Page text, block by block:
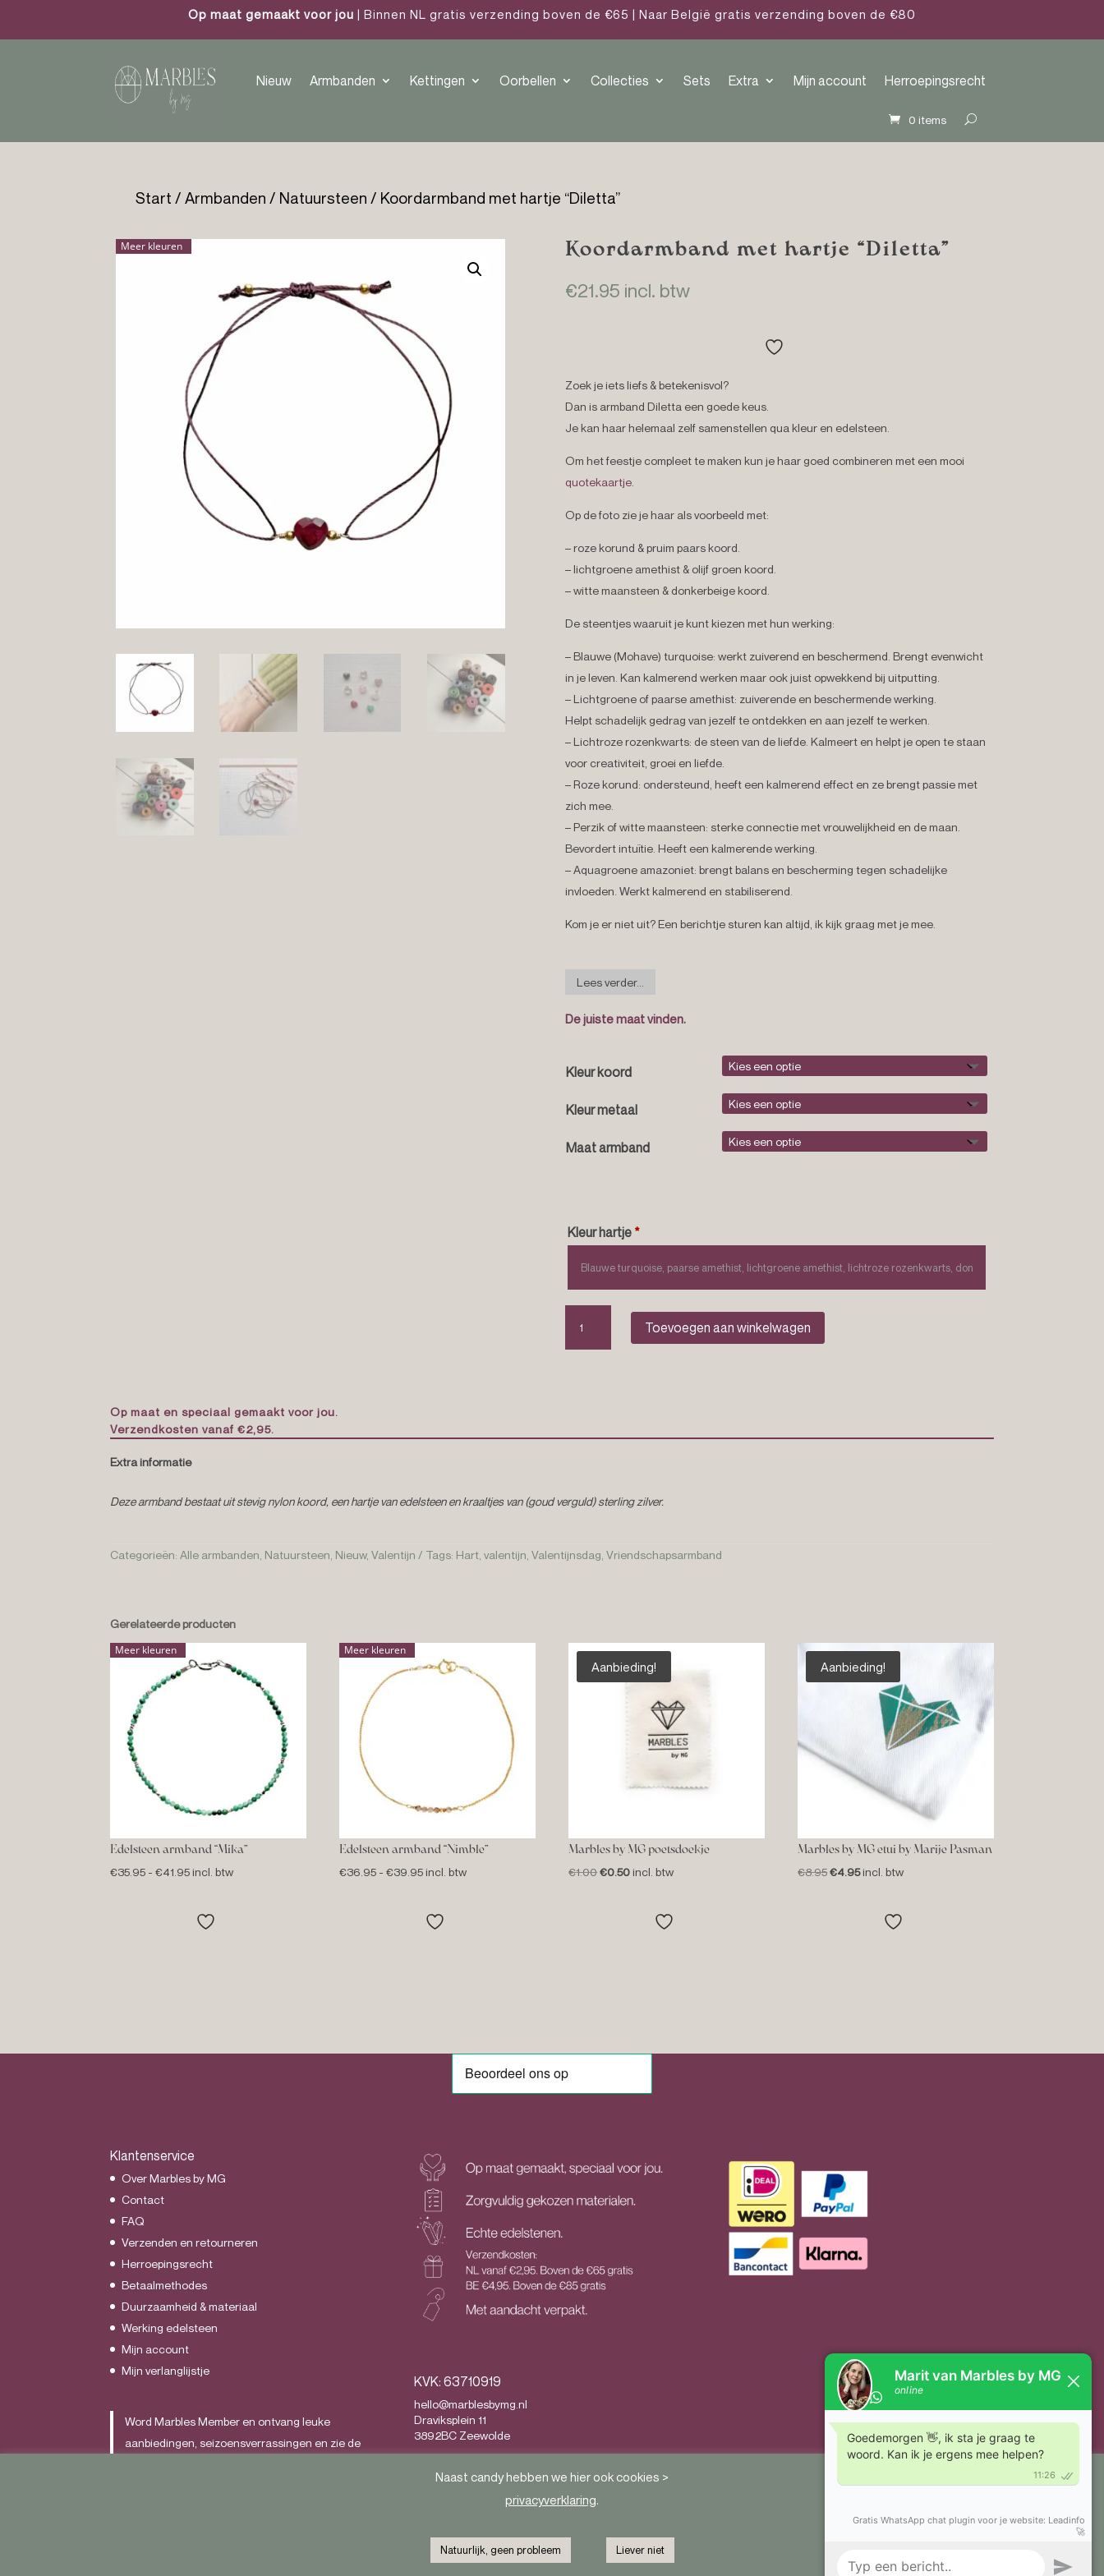
Op maat gemaakt voor jou | Binnen NL gratis verzending boven de €65 | Naar België gratis verzending boven de €80
Nieuw Armbanden Kettingen Oorbellen Collecties Sets Extra Mijn account Herroepingsrecht
0 items
Start /Armbanden / Natuursteen / Koordarmband met hartje “Diletta”
Meer kleuren Koordarmband met hartje “Diletta”
€21.95 incl. btw
Zoek je iets liefs & betekenisvol?
Dan is armband Diletta een goede keus.
Je kan haar helemaal zelf samenstellen qua kleur en edelsteen.
Om het feestje compleet te maken kun je haar goed combineren met een mooi
quotekaartje.
Op de foto zie je haar als voorbeeld met:
– roze korund & pruim paars koord.
– lichtgroene amethist & olijf groen koord.
– witte maansteen & donkerbeige koord.
De steentjes waaruit je kunt kiezen met hun werking:
– Blauwe (Mohave) turquoise: werkt zuiverend en beschermend. Brengt evenwicht
in je leven. Kan kalmerend werken maar ook juist opwekkend bij uitputting.
– Lichtgroene of paarse amethist: zuiverende en beschermende werking.
Helpt schadelijk gedrag van jezelf te ontdekken en aan jezelf te werken.
– Lichtroze rozenkwarts: de steen van de liefde. Kalmeert en helpt je open te staan
voor creativiteit, groei en liefde.
– Roze korund: ondersteund, heeft een kalmerend effect en ze brengt passie met
zich mee.
– Perzik of witte maansteen: sterke connectie met vrouwelijkheid en de maan.
Bevordert intuïtie. Heeft een kalmerende werking.
– Aquagroene amazoniet: brengt balans en bescherming tegen schadelijke
invloeden. Werkt kalmerend en stabiliserend.
Kom je er niet uit? Een berichtje sturen kan altijd, ik kijk graag met je mee.
Lees verder...
De juiste maat vinden.
Kleur koord
Kleur metaal
Maat armband
Kleur hartje *
Koordarmband
met
Toevoegen aan winkelwagen
Op maat en speciaal gemaakt voor jou.
Verzendkosten vanaf €2,95.
Extra informatie
Deze armband bestaat uit stevig nylon koord, een hartje van edelsteen en kraaltjes van (goud verguld) sterling zilver.
Categorieën:Alle armbanden Natuursteen Nieuw,Valentijn Tags: Hart ,valentijn ,Valentijnsdag ,Vriendschapsarmband
Gerelateerde producten
Meer kleuren
Edelsteen armband “Mika”
€35.95 - €41.95Prijsklasse:
tot
incl. btw
Meer kleuren
Edelsteen armband “Nimble”
€36.95 - €39.95Prijsklasse:
tot
incl. btw
Aanbieding!
Marbles by MG poetsdoekje
€1.00Oorspronkelijke
€0.50Huidige
incl. btw
Aanbieding!
Marbles by MG etui by Marije Pasman
€8.95Oorspronkelijke
€4.95Huidige
incl. btw
Klantenservice
Over Marbles by MG
Contact
FAQ
Verzenden en retourneren
Herroepingsrecht
Betaalmethodes
Duurzaamheid & materiaal
Werking edelsteen
Mijn account
Mijn verlanglijstje
Word Marbles Member en ontvang leuke
aanbiedingen, seizoensverrassingen en zie de
KVK: 63710919
hello@marblesbymg.nl
Draviksplein 11
3892BC Zeewolde
Naast candy hebben we hier ook cookies >
privacyverklaring.
Natuurlijk, geen probleem Liever niet